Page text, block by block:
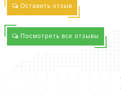
Оставить отзыв
Посмотреть все отзывы